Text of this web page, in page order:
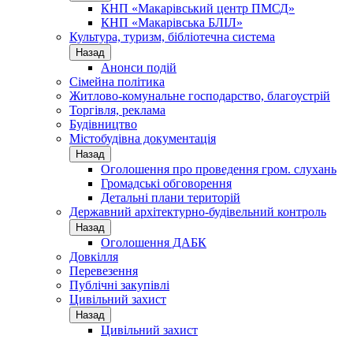
КНП «Макарівський центр ПМСД»
КНП «Макарівська БЛІЛ»
Культура, туризм, бібліотечна система
Назад
Анонси подій
Сімейна політика
Житлово-комунальне господарство, благоустрій
Торгівля, реклама
Будівництво
Містобудівна документація
Назад
Оголошення про проведення гром. слухань
Громадські обговорення
Детальні плани територій
Державний архітектурно-будівельний контроль
Назад
Оголошення ДАБК
Довкілля
Перевезення
Публічні закупівлі
Цивільний захист
Назад
Цивільний захист